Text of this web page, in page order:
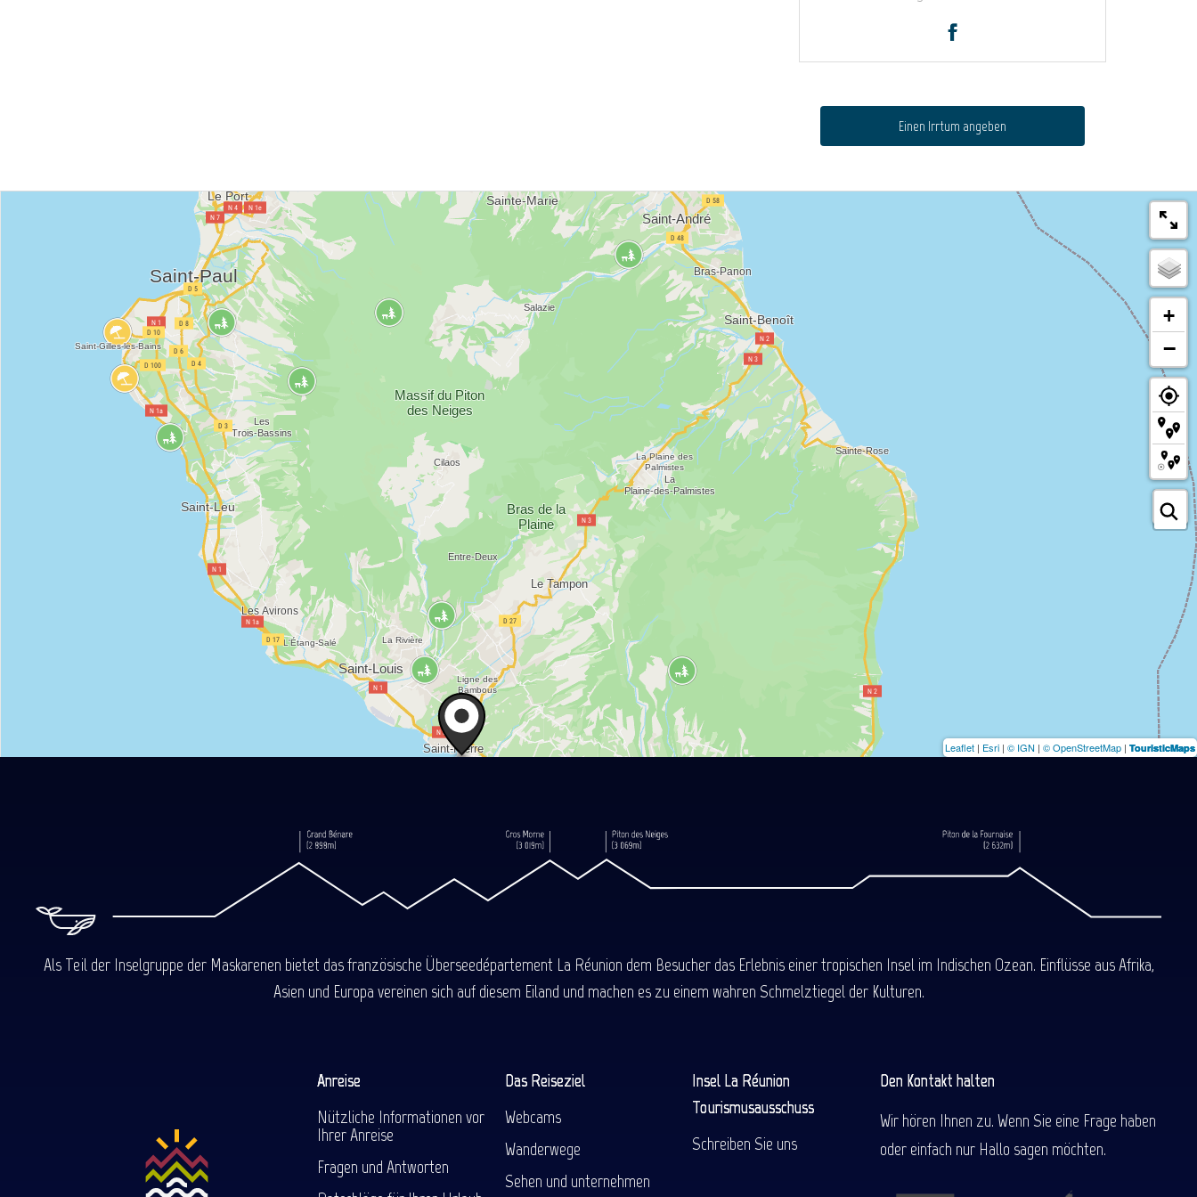
Einen Irrtum angeben
+
−
Leaflet | Esri | © IGN | © OpenStreetMap | TouristicMaps
Als Teil der Inselgruppe der Maskarenen bietet das französische Überseedépartement La Réunion dem Besucher das Erlebnis einer tropischen Insel im Indischen Ozean. Einflüsse aus Afrika,
Asien und Europa vereinen sich auf diesem Eiland und machen es zu einem wahren Schmelztiegel der Kulturen.
Anreise
Nützliche Informationen vor
Ihrer Anreise
Fragen und Antworten
Das Reiseziel
Webcams
Wanderwege
Sehen und unternehmen
Insel La Réunion
Tourismusausschuss
Schreiben Sie uns
Den Kontakt halten
Wir hören Ihnen zu. Wenn Sie eine Frage haben
oder einfach nur Hallo sagen möchten.